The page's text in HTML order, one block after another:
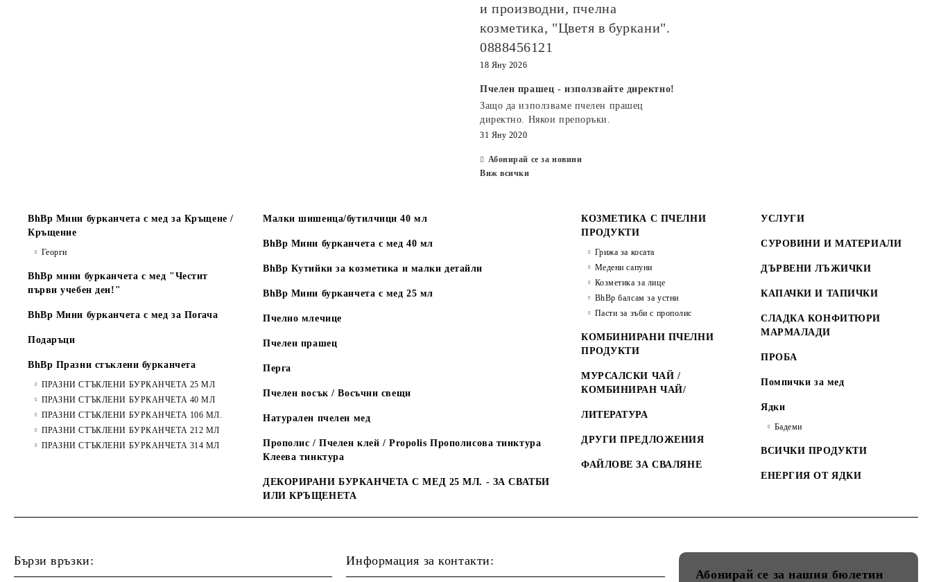
и производни, пчелна
козметика, "Цветя в буркани".
0888456121
18 Яну 2026
Пчелен прашец - използвайте директно!
Защо да използваме пчелен прашец
директно. Някои препоръки.
31 Яну 2020
Абонирай се за новини
Виж всички
BhBp Мини бурканчета с мед за Кръщене /
Кръщение
Георги
BhBp мини бурканчета с мед "Честит
първи учебен ден!"
BhBp Мини бурканчета с мед за Погача
Подаръци
BhBp Празни стъклени бурканчета
ПРАЗНИ СТЪКЛЕНИ БУРКАНЧЕТА 25 МЛ
ПРАЗНИ СТЪКЛЕНИ БУРКАНЧЕТА 40 МЛ
ПРАЗНИ СТЪКЛЕНИ БУРКАНЧЕТА 106 МЛ.
ПРАЗНИ СТЪКЛЕНИ БУРКАНЧЕТА 212 МЛ
ПРАЗНИ СТЪКЛЕНИ БУРКАНЧЕТА 314 МЛ
Малки шишенца/бутилчици 40 мл
BhBp Мини бурканчета с мед 40 мл
BhBp Кутийки за козметика и малки детайли
BhBp Мини бурканчета с мед 25 мл
Пчелно млечице
Пчелен прашец
Перга
Пчелен восък / Восъчни свещи
Натурален пчелен мед
Прополис / Пчелен клей / Propolis Прополисова тинктура
Клеева тинктура
ДЕКОРИРАНИ БУРКАНЧЕТА С МЕД 25 МЛ. - ЗА СВАТБИ
ИЛИ КРЪЩЕНЕТА
КОЗМЕТИКА С ПЧЕЛНИ
ПРОДУКТИ
Грижа за косата
Медени сапуни
Козметика за лице
BhBp балсам за устни
Пасти за зъби с прополис
КОМБИНИРАНИ ПЧЕЛНИ
ПРОДУКТИ
МУРСАЛСКИ ЧАЙ /
КОМБИНИРАН ЧАЙ/
ЛИТЕРАТУРА
ДРУГИ ПРЕДЛОЖЕНИЯ
ФАЙЛОВЕ ЗА СВАЛЯНЕ
УСЛУГИ
СУРОВИНИ И МАТЕРИАЛИ
ДЪРВЕНИ ЛЪЖИЧКИ
КАПАЧКИ И ТАПИЧКИ
СЛАДКА КОНФИТЮРИ
МАРМАЛАДИ
ПРОБА
Помпички за мед
Ядки
Бадеми
ВСИЧКИ ПРОДУКТИ
ЕНЕРГИЯ ОТ ЯДКИ
Бързи връзки: Информация за контакти:
Абонирай се за нашия бюлетин